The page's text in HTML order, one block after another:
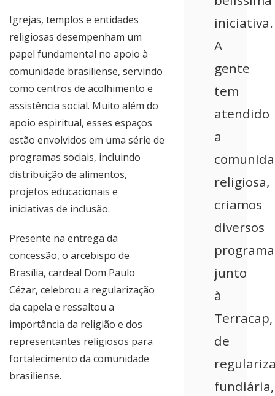
iniciativa.
A
gente
tem
atendido
a
religiosa,
criamos
diversos
junto
à
Terracap,
de
fundiária,
Igrejas, templos e entidades
religiosas desempenham um
papel fundamental no apoio à
comunidade brasiliense, servindo
como centros de acolhimento e
assistência social. Muito além do
apoio espiritual, esses espaços
estão envolvidos em uma série de
programas sociais, incluindo
distribuição de alimentos,
projetos educacionais e
iniciativas de inclusão.
Presente na entrega da
concessão, o arcebispo de
Brasília, cardeal Dom Paulo
Cézar, celebrou a regularização
da capela e ressaltou a
importância da religião e dos
representantes religiosos para
fortalecimento da comunidade
brasiliense.